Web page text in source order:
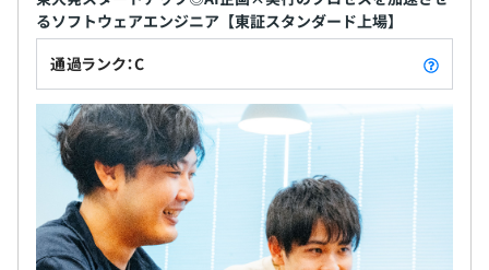
るソフトウェアエンジニア【東証スタンダード上場】
通過ランク：C